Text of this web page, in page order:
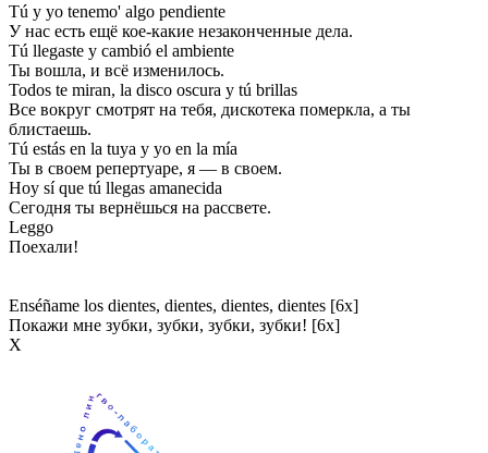
Tú y yo tenemo' algo pendiente
У нас есть ещё кое-какие незаконченные дела.
Tú llegaste y cambió el ambiente
Ты вошла, и всё изменилось.
Todos te miran, la disco oscura y tú brillas
Все вокруг смотрят на тебя, дискотека померкла, а ты
блистаешь.
Tú estás en la tuya y yo en la mía
Ты в своем репертуаре, я — в своем.
Hoy sí que tú llegas amanecida
Сегодня ты вернёшься на рассвете.
Leggo
Поехали!
Enséñame los dientes, dientes, dientes, dientes [6x]
Покажи мне зубки, зубки, зубки, зубки! [6x]
Х